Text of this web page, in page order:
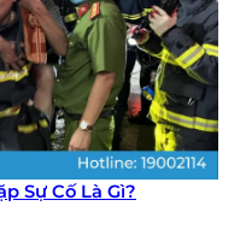
Sự Cố Là Gì?